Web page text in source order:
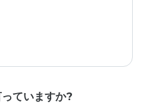
ていますか?